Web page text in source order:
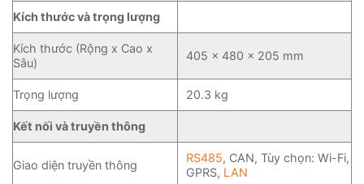
Kích thước và trọng lượng
Kích thước (Rộng x Cao x
Sâu)
405 x 480 x 205 mm
Trọng lượng 20.3 kg
Kết nối và truyền thông
Giao diện truyền thông
RS485, CAN, Tùy chọn: Wi-Fi,
GPRS, LAN